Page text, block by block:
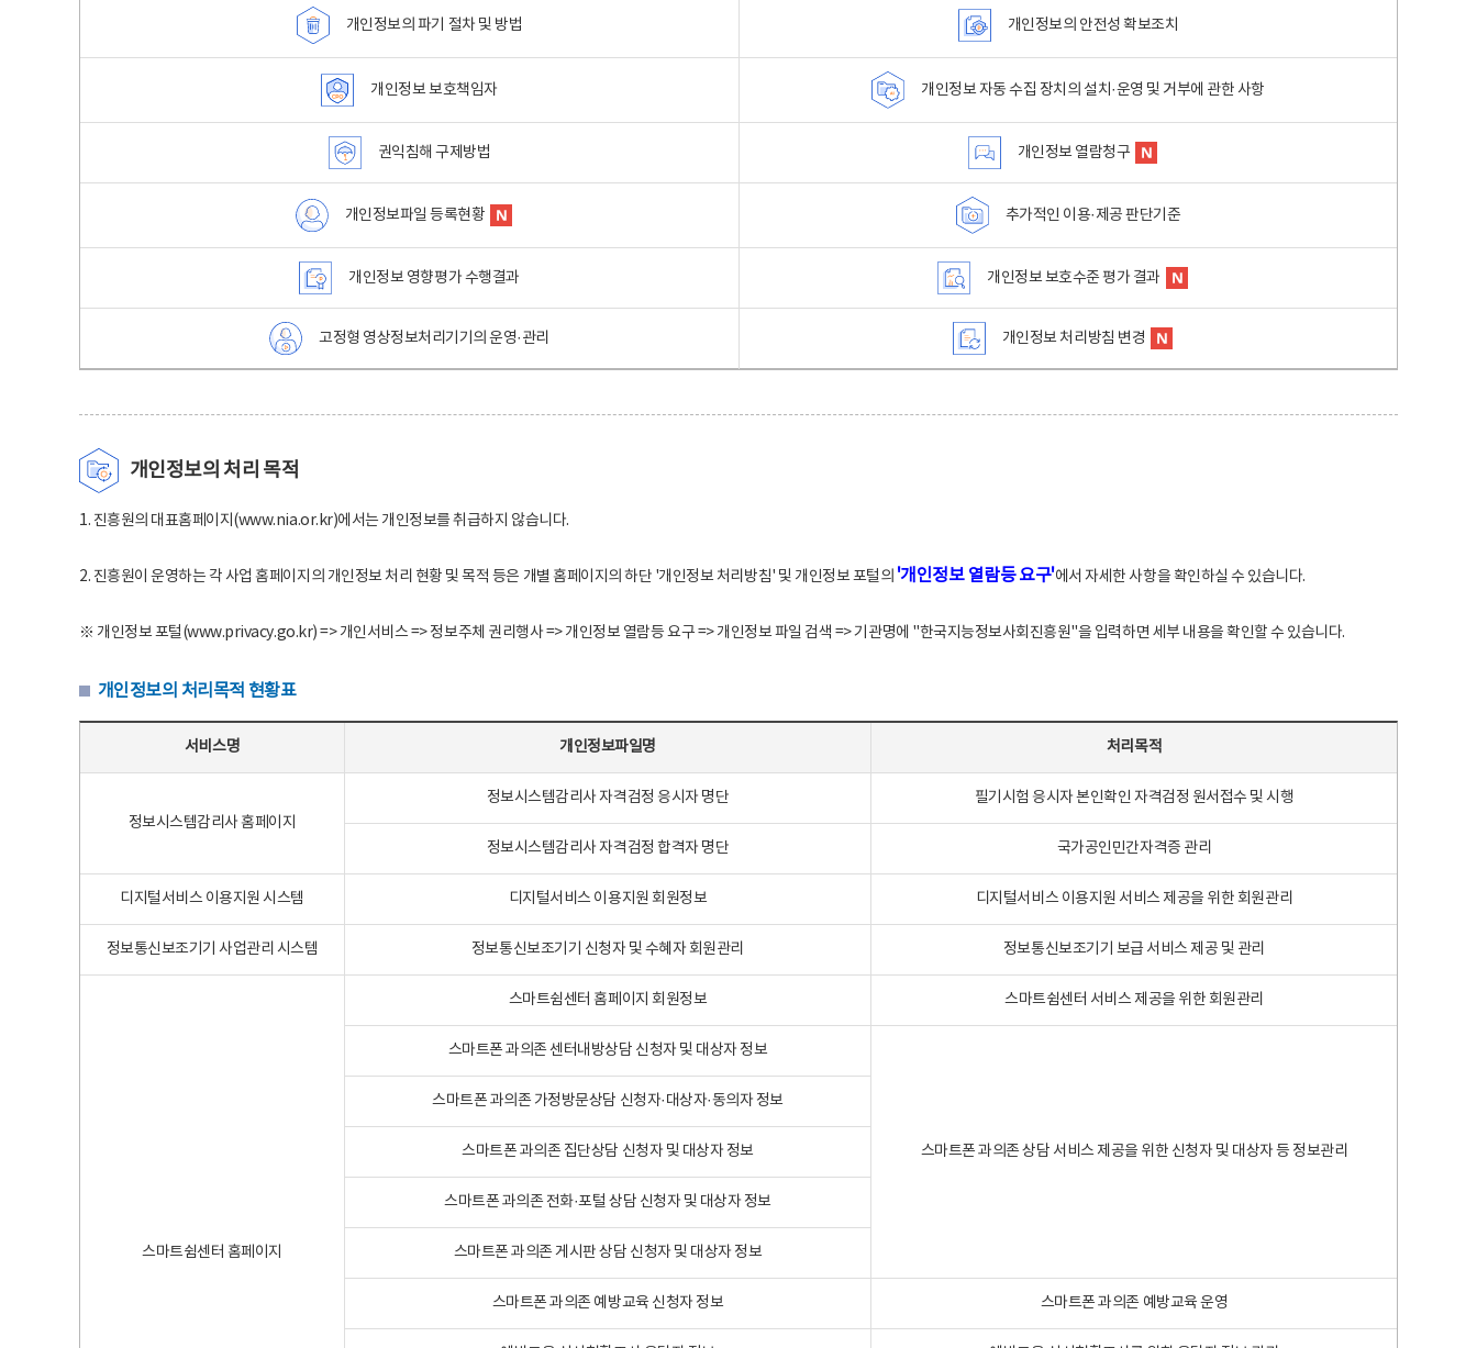
개인정보의 파기 절차 및 방법 개인정보의 안전성 확보조치
개인정보 보호책임자 개인정보 자동 수집 장치의 설치·운영 및 거부에 관한 사항
권익침해 구제방법 개인정보 열람청구
개인정보파일 등록현황 추가적인 이용·제공 판단기준
개인정보 영향평가 수행결과 개인정보 보호수준 평가 결과
고정형 영상정보처리기기의 운영·관리 개인정보 처리방침 변경
개인정보의 처리 목적
1. 진흥원의 대표홈페이지(www.nia.or.kr)에서는 개인정보를 취급하지 않습니다.
2. 진흥원이 운영하는 각 사업 홈페이지의 개인정보 처리 현황 및 목적 등은 개별 홈페이지의 하단 '개인정보 처리방침' 및 개인정보 포털의 '개인정보 열람등 요구'에서 자세한 사항을 확인하실 수 있습니다.
※ 개인정보 포털(www.privacy.go.kr) => 개인서비스 => 정보주체 권리행사 => 개인정보 열람등 요구 => 개인정보 파일 검색 => 기관명에 "한국지능정보사회진흥원"을 입력하면 세부 내용을 확인할 수 있습니다.
개인정보의 처리목적 현황표
서비스명 개인정보파일명 처리목적
정보시스템감리사 홈페이지
정보시스템감리사 자격검정 응시자 명단 필기시험 응시자 본인확인 자격검정 원서접수 및 시행
정보시스템감리사 자격검정 합격자 명단 국가공인민간자격증 관리
디지털서비스 이용지원 시스템 디지털서비스 이용지원 회원정보 디지털서비스 이용지원 서비스 제공을 위한 회원관리
정보통신보조기기 사업관리 시스템 정보통신보조기기 신청자 및 수혜자 회원관리 정보통신보조기기 보급 서비스 제공 및 관리
스마트쉼센터 홈페이지
스마트쉼센터 홈페이지 회원정보 스마트쉼센터 서비스 제공을 위한 회원관리
스마트폰 과의존 센터내방상담 신청자 및 대상자 정보
스마트폰 과의존 상담 서비스 제공을 위한 신청자 및 대상자 등 정보관리
스마트폰 과의존 가정방문상담 신청자·대상자·동의자 정보
스마트폰 과의존 집단상담 신청자 및 대상자 정보
스마트폰 과의존 전화·포털 상담 신청자 및 대상자 정보
스마트폰 과의존 게시판 상담 신청자 및 대상자 정보
스마트폰 과의존 예방교육 신청자 정보 스마트폰 과의존 예방교육 운영